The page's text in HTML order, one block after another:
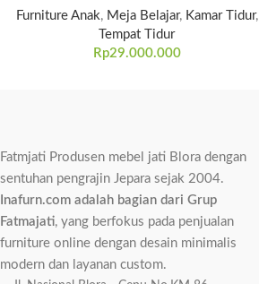
Furniture Anak, Meja Belajar, Kamar Tidur,
Tempat Tidur
Rp29.000.000
Fatmjati Produsen mebel jati Blora dengan
sentuhan pengrajin Jepara sejak 2004.
Inafurn.com adalah bagian dari Grup
Fatmajati, yang berfokus pada penjualan
furniture online dengan desain minimalis
modern dan layanan custom.